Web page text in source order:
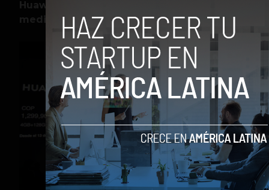
Huawei P30 Lite: 3 cámaras para la gama
media